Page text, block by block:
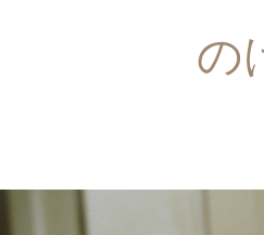
の